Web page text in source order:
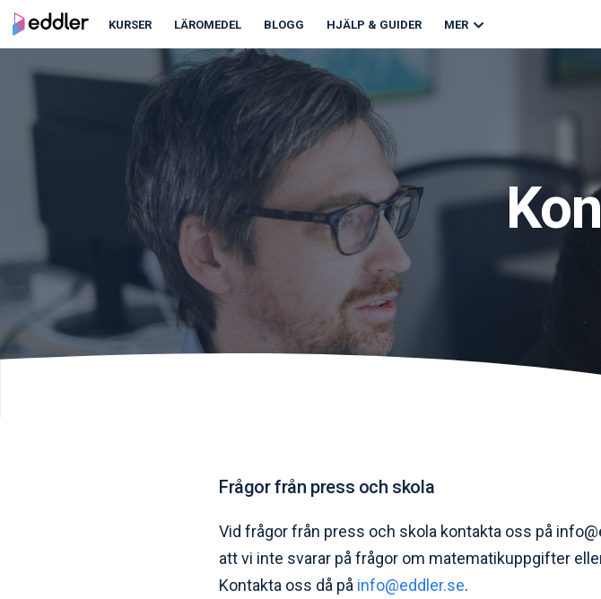
KURSER LÄROMEDEL BLOGG HJÄLP & GUIDER MER
Frågor från press och skola
Vid frågor från press och skola kontakta oss på
att vi inte svarar på frågor om matematikuppgifter
Kontakta oss då på info@eddler.se.